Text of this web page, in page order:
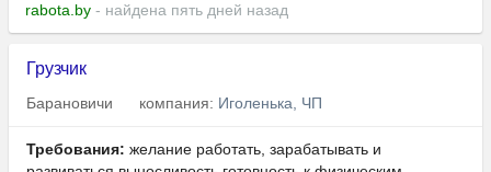
rabota.by - найдена пять дней назад
Грузчик
Барановичи компания: Иголенька, ЧП
Требования: желание работать, зарабатывать и